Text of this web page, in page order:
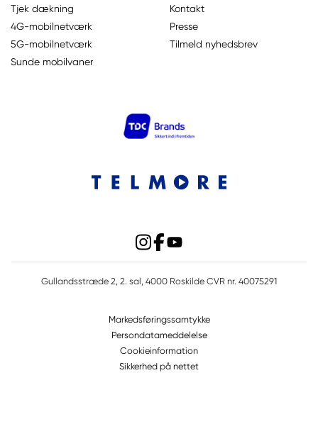
Tjek dækning
4G-mobilnetværk
5G-mobilnetværk
Sunde mobilvaner
Kontakt
Presse
Tilmeld nyhedsbrev
Gullandsstræde 2, 2. sal, 4000 Roskilde CVR nr. 40075291
Markedsføringssamtykke
Persondatameddelelse
Cookieinformation
Sikkerhed på nettet